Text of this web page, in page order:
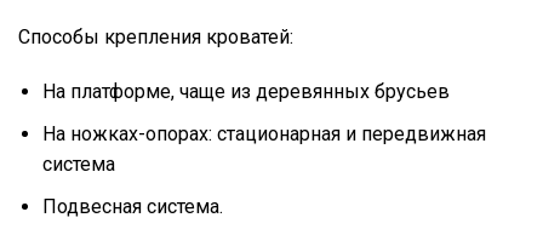
Способы крепления кроватей:
На платформе, чаще из деревянных брусьев
На ножках-опорах: стационарная и передвижная
система
Подвесная система.